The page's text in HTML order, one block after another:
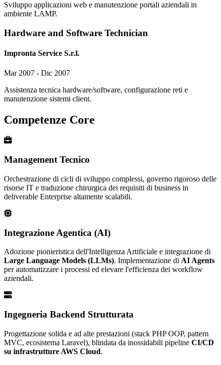
Sviluppo applicazioni web e manutenzione portali aziendali in
ambiente LAMP.
Hardware and Software Technician
Impronta Service S.r.l.
Mar 2007 - Dic 2007
Assistenza tecnica hardware/software, configurazione reti e
manutenzione sistemi client.
Competenze Core
Management Tecnico
Orchestrazione di cicli di sviluppo complessi, governo rigoroso delle
risorse IT e traduzione chirurgica dei requisiti di business in
deliverable Enterprise altamente scalabili.
Integrazione Agentica (AI)
Adozione pionieristica dell'Intelligenza Artificiale e integrazione di
Large Language Models (LLMs). Implementazione di AI Agents
per automatizzare i processi ed elevare l'efficienza dei workflow
aziendali.
Ingegneria Backend Strutturata
Progettazione solida e ad alte prestazioni (stack PHP OOP, pattern
MVC, ecosistema Laravel), blindata da inossidabili pipeline CI/CD
su infrastrutture AWS Cloud.